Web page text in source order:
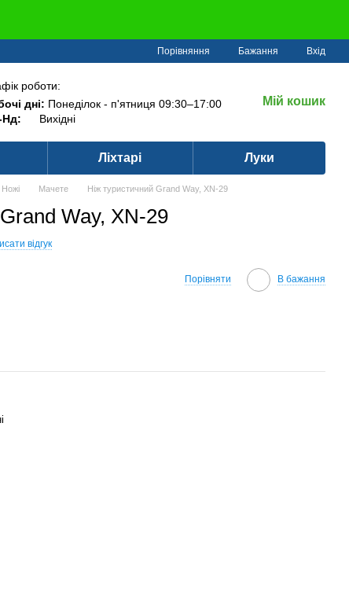
Порівняння Бажання Вхід
роботи:
дні: Понеділок - п'ятниця 09:30–17:00
Нд:
Вихідні
Мій кошик
Ліхтарі Луки
Ножі Мачете Ніж туристичний Grand Way, XN-29
Way, XN-29
відгук
Порівняти В бажання